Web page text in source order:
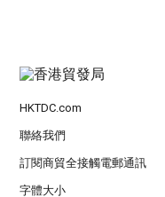
HKTDC.com
聯絡我們
訂閱商貿全接觸電郵通訊
字體大小